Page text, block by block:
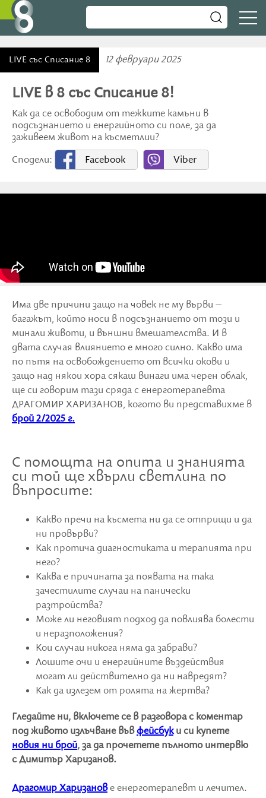
LIVE със Списание 8 12 февруари 2025
LIVE в 8 със Списание 8!
Как да се освободим от тежките камъни в
подсъзнанието и енергийното си поле, за да
заживеем живот на късметлии?
Сподели:
Facebook Viber
Има две причини защо на човек не му върви –
багажът, който носи в подсъзнанието от този и
минали животи, и външни вмешателства. И в
двата случая влиянието е много силно. Какво има
по пътя на освобождението от всички окови и
защо над някои хора сякаш винаги има черен облак,
ще си говорим тази сряда с енерготерапевта
ДРАГОМИР ХАРИЗАНОВ, когото ви представихме в
брой 2/2025 г.
С помощта на опита и знанията
си той ще хвърли светлина по
въпросите:
Какво пречи на късмета ни да се отприщи и да
ни провърви?
Как протича диагностиката и терапията при
него?
Каква е причината за появата на така
зачестилите случаи на панически
разтройства?
Може ли неговият подход да повлиява болести
и неразположения?
Кои случаи никога няма да забрави?
Лошите очи и енергийните въздействия
могат ли действително да ни навредят?
Как да излезем от ролята на жертва?
Гледайте ни, включете се в разговора с коментар
под живото излъчване въвфейсбуки си купете
новия ни брой, за да прочетете пълното интервю
с Димитър Харизанов.
Драгомир Харизанов е енерготерапевт и лечител.